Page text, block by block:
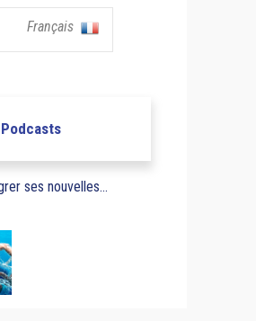
Français
Podcasts
ses nouvelles...